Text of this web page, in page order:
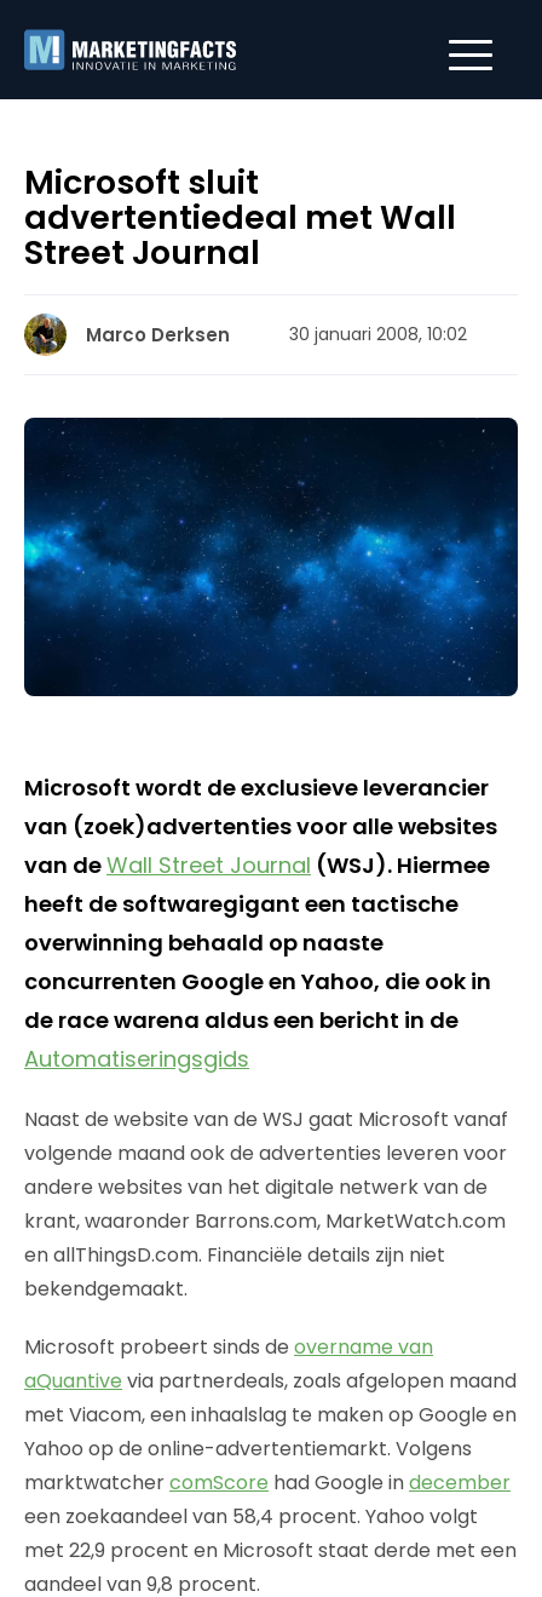
Microsoft sluit
advertentiedeal met Wall
Street Journal
Marco Derksen 30 januari 2008, 10:02
Microsoft wordt de exclusieve leverancier
van (zoek)advertenties voor alle websites
van deWall Street Journal (WSJ). Hiermee
heeft de softwaregigant een tactische
overwinning behaald op naaste
concurrenten Google en Yahoo, die ook in
de race warena aldus een bericht in de
Automatiseringsgids
Naast de website van de WSJ gaat Microsoft vanaf
volgende maand ook de advertenties leveren voor
andere websites van het digitale netwerk van de
krant, waaronder Barrons.com, MarketWatch.com
en allThingsD.com. Financiële details zijn niet
bekendgemaakt.
Microsoft probeert sinds de overname van
aQuantive via partnerdeals, zoals afgelopen maand
met Viacom, een inhaalslag te maken op Google en
Yahoo op de online-advertentiemarkt. Volgens
marktwatchercomScore had Google indecember
een zoekaandeel van 58,4 procent. Yahoo volgt
met 22,9 procent en Microsoft staat derde met een
aandeel van 9,8 procent.